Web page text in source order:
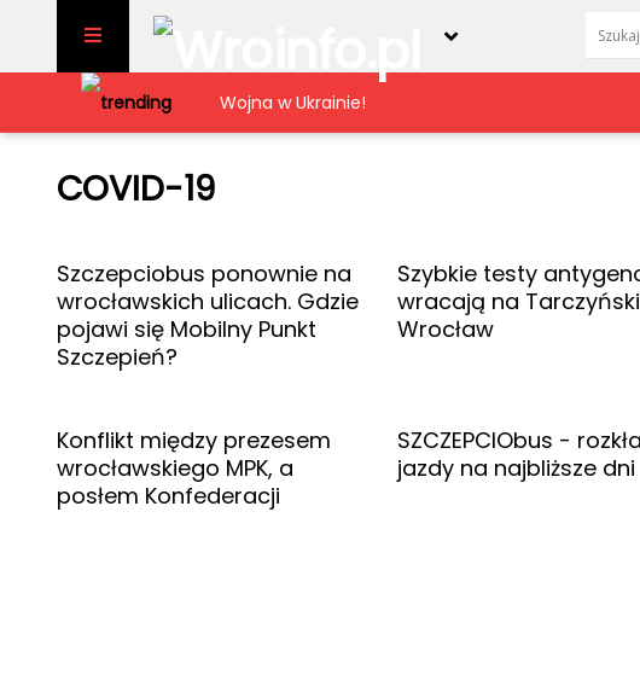
Skip to content
NoweMedium
Dolnośląskie
Kłodzko
Siechnice
Wiadomości
COVID-19
Polityka
Sport
Kultura
Popkultura
Imprezy
Sprawy społeczne
Ekologia
Lifestyle
Dla turysty
Wojna w Ukrainie!
COVID-19
Szczepciobus ponownie na
wrocławskich ulicach. Gdzie
pojawi się Mobilny Punkt
Szczepień?
Szybkie testy
wracają na
Wrocław
Konflikt między prezesem
wrocławskiego MPK, a
posłem Konfederacji
SZCZEPCIObus -
jazdy na najbliższe dni